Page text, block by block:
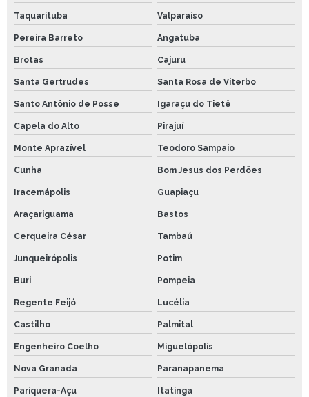
Taquarituba Valparaíso
Pereira Barreto Angatuba
Brotas Cajuru
Santa Gertrudes Santa Rosa de Viterbo
Santo Antônio de Posse Igaraçu do Tietê
Capela do Alto Pirajuí
Monte Aprazível Teodoro Sampaio
Cunha Bom Jesus dos Perdões
Iracemápolis Guapiaçu
Araçariguama Bastos
Cerqueira César Tambaú
Junqueirópolis Potim
Buri Pompeia
Regente Feijó Lucélia
Castilho Palmital
Engenheiro Coelho Miguelópolis
Nova Granada Paranapanema
Pariquera-Açu Itatinga